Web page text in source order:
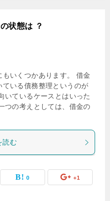
状態は ？
いくつかあります。 借金
いる債務整理というのが
いているケースとはいった
つの考えとしては、借金の
読む
0 +1